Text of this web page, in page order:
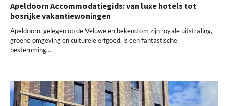
Apeldoorn Accommodatiegids: van luxe hotels tot
bosrijke vakantiewoningen
Apeldoorn, gelegen op de Veluwe en bekend om zijn royale uitstraling,
groene omgeving en culturele erfgoed, is een fantastische
bestemming…